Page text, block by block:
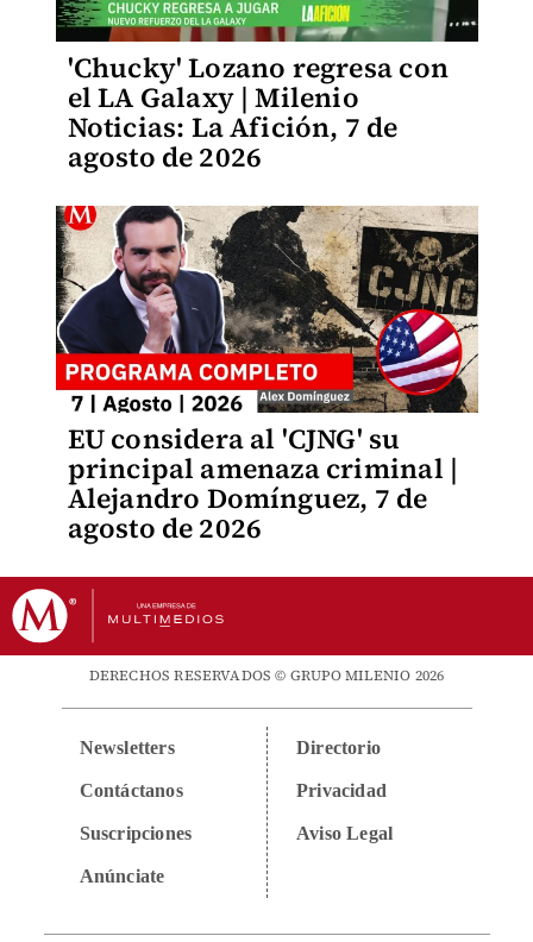
'Chucky' Lozano regresa con
el LA Galaxy | Milenio
Noticias: La Afición, 7 de
agosto de 2026
EU considera al 'CJNG' su
principal amenaza criminal |
Alejandro Domínguez, 7 de
agosto de 2026
DERECHOS RESERVADOS © GRUPO MILENIO 2026
Newsletters
Contáctanos
Suscripciones
Anúnciate
Directorio
Privacidad
Aviso Legal